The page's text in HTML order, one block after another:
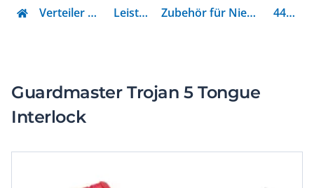
Verteiler & Energieverteilung Leistungsschalter Zubehör für Niederspannungs-Schalttechnik 440K-T11090
Guardmaster Trojan 5 Tongue
Interlock